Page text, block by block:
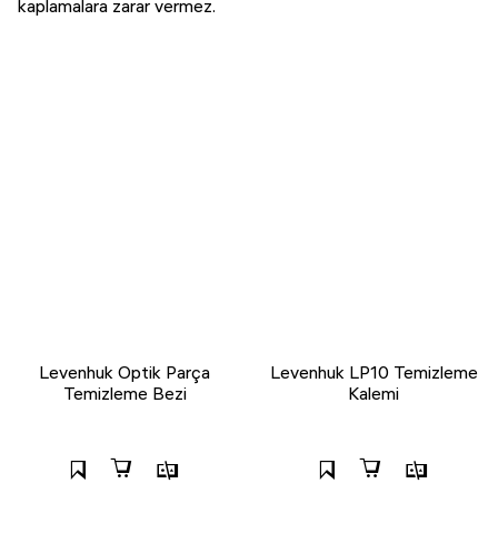
kaplamalara zarar vermez.
Levenhuk Optik Parça
Temizleme Bezi
Levenhuk LP10 Temizleme
Kalemi